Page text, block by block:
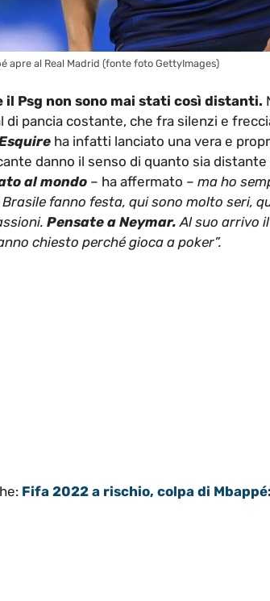
apre al Real Madrid (fonte foto GettyImages)
il Psg non sono mai stati così distanti.
di pancia costante, che fra silenzi e
ha infatti lanciato una vera e
danno il senso di quanto sia distante
al mondo – ha affermato – ma ho
Brasile fanno festa, qui sono molto seri,
Pensate a Neymar. Al suo arrivo
chiesto perché gioca a poker”.
Fifa 2022 a rischio, colpa di